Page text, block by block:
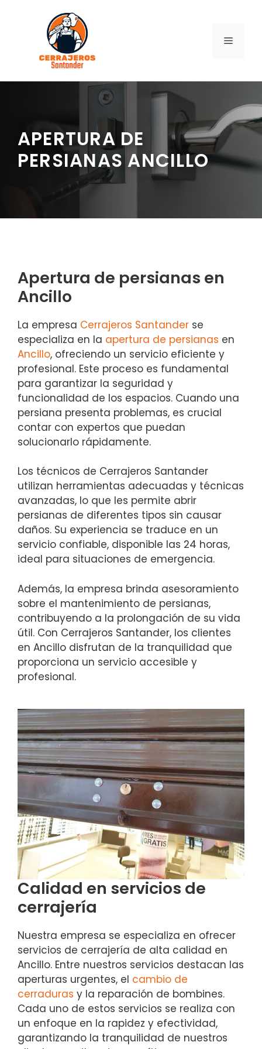
contenido
MENÚ
APERTURA DE
PERSIANAS ANCILLO
Apertura de persianas en
Ancillo
La empresa Cerrajeros Santander se
especializa en la apertura de persianas en
Ancillo, ofreciendo un servicio eficiente y
profesional. Este proceso es fundamental
para garantizar la seguridad y
funcionalidad de los espacios. Cuando una
persiana presenta problemas, es crucial
contar con expertos que puedan
solucionarlo rápidamente.
Los técnicos de Cerrajeros Santander
utilizan herramientas adecuadas y técnicas
avanzadas, lo que les permite abrir
persianas de diferentes tipos sin causar
daños. Su experiencia se traduce en un
servicio confiable, disponible las 24 horas,
ideal para situaciones de emergencia.
Además, la empresa brinda asesoramiento
sobre el mantenimiento de persianas,
contribuyendo a la prolongación de su vida
útil. Con Cerrajeros Santander, los clientes
en Ancillo disfrutan de la tranquilidad que
proporciona un servicio accesible y
profesional.
Calidad en servicios de
cerrajería
Nuestra empresa se especializa en ofrecer
servicios de cerrajería de alta calidad en
Ancillo. Entre nuestros servicios destacan las
aperturas urgentes, el cambio de
cerraduras y la reparación de bombines.
Cada uno de estos servicios se realiza con
un enfoque en la rapidez y efectividad,
garantizando la tranquilidad de nuestros